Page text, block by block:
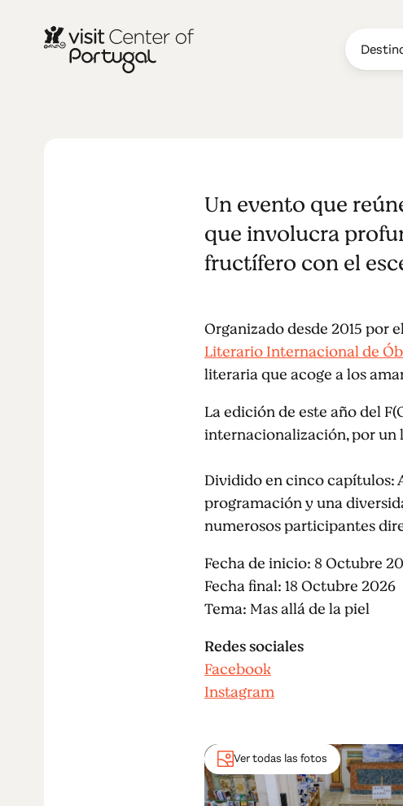
F(O)LIO -
Un evento que
que involucra
fructífero con el
Organizado desde 2015 por
Literario Internacional de
literaria que acoge a los
La edición de este año del
internacionalización, por un
Dividido en cinco capítulos:
programación y una
numerosos participantes
Fecha de inicio: 8 Octubre
Fecha final: 18 Octubre 2026
Tema: Mas allá de la piel
Redes sociales
Facebook
Instagram
Ver todas las fotos